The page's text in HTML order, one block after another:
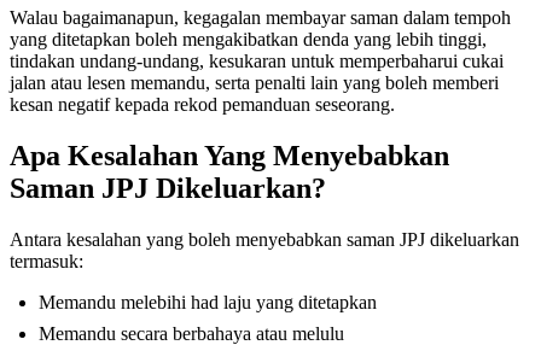
Walau bagaimanapun, kegagalan membayar saman dalam tempoh
yang ditetapkan boleh mengakibatkan denda yang lebih tinggi,
tindakan undang-undang, kesukaran untuk memperbaharui cukai
jalan atau lesen memandu, serta penalti lain yang boleh memberi
kesan negatif kepada rekod pemanduan seseorang.
Apa Kesalahan Yang Menyebabkan
Saman JPJ Dikeluarkan?
Antara kesalahan yang boleh menyebabkan saman JPJ dikeluarkan
termasuk:
Memandu melebihi had laju yang ditetapkan
Memandu secara berbahaya atau melulu